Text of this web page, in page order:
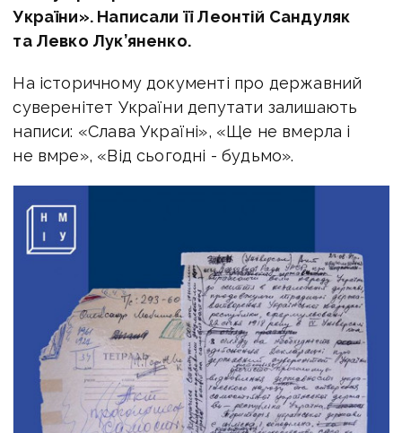
України». Написали її Леонтій Сандуляк
та Левко Лук’яненко.
На історичному документі про державний
суверенітет України депутати залишають
написи: «Слава Україні», «Ще не вмерла і
не вмре», «Від сьогодні - будьмо».